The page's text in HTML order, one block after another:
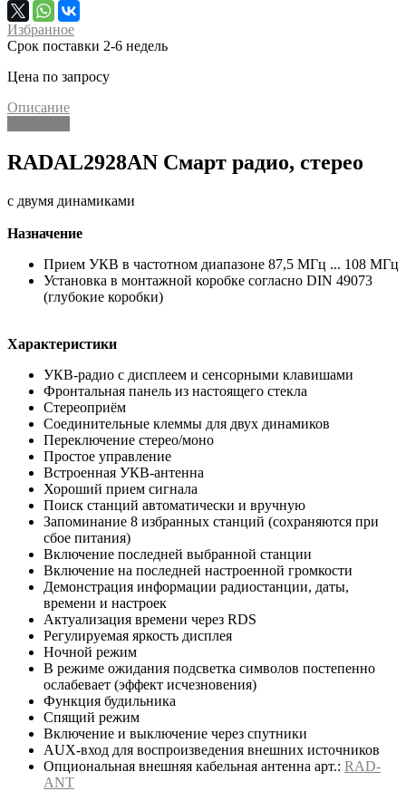
Избранное
Срок поставки 2-6 недель
Цена по запросу
Описание
RADAL2928AN Смарт радио, стерео
с двумя динамиками
Назначение
Прием УКВ в частотном диапазоне 87,5 МГц ... 108 МГц
Установка в монтажной коробке согласно DIN 49073
(глубокие коробки)
Характеристики
УКВ-радио с дисплеем и сенсорными клавишами
Фронтальная панель из настоящего стекла
Стереоприём
Соединительные клеммы для двух динамиков
Переключение стерео/моно
Простое управление
Встроенная УКВ-антенна
Хороший прием сигнала
Поиск станций автоматически и вручную
Запоминание 8 избранных станций (сохраняются при
сбое питания)
Включение последней выбранной станции
Включение на последней настроенной громкости
Демонстрация информации радиостанции, даты,
времени и настроек
Актуализация времени через RDS
Регулируемая яркость дисплея
Ночной режим
В режиме ожидания подсветка символов постепенно
ослабевает (эффект исчезновения)
Функция будильника
Спящий режим
Включение и выключение через спутники
AUX-вход для воспроизведения внешних источников
Опциональная внешняя кабельная антенна арт.: RAD-
ANT